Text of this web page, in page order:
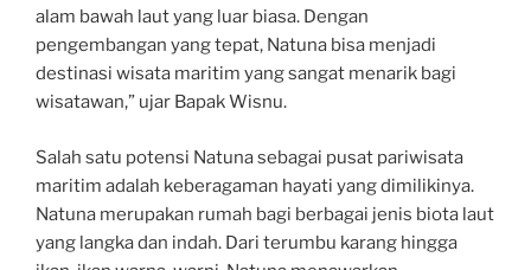
alam bawah laut yang luar biasa. Dengan
pengembangan yang tepat, Natuna bisa menjadi
destinasi wisata maritim yang sangat menarik bagi
wisatawan,” ujar Bapak Wisnu.
Salah satu potensi Natuna sebagai pusat pariwisata
maritim adalah keberagaman hayati yang dimilikinya.
Natuna merupakan rumah bagi berbagai jenis biota laut
yang langka dan indah. Dari terumbu karang hingga